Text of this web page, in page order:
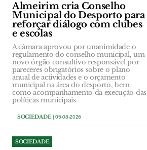
Almeirim cria Conselho
Municipal do Desporto para
reforçar diálogo com clubes
e escolas
A câmara aprovou por unanimidade o
regulamento do conselho municipal, um
novo órgão consultivo responsável por
pareceres obrigatórios sobre o plano
anual de actividades e o orçamento
municipal na área do desporto, bem
como acompanhamento da execução das
políticas municipais.
SOCIEDADE| 05-08-2026
SOCIEDADE